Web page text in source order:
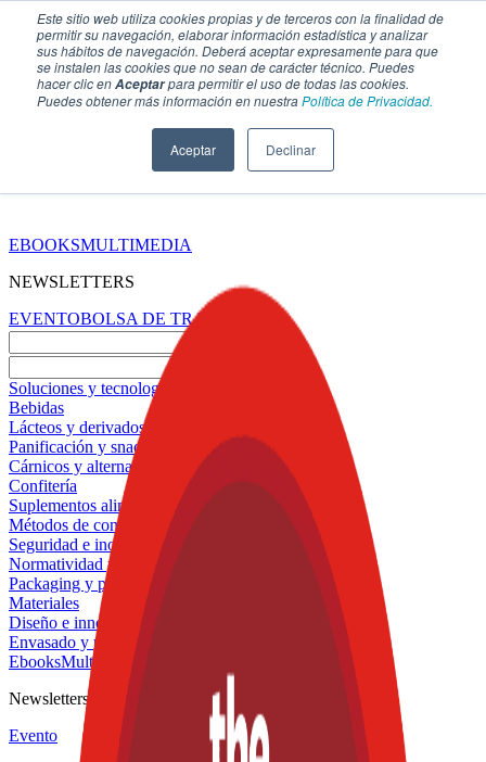
Este sitio web utiliza cookies propias y de terceros con la finalidad de
permitir su navegación, elaborar información estadística y analizar
sus hábitos de navegación. Deberá aceptar expresamente para que
se instalen las cookies que no sean de carácter técnico. Puedes
hacer clic enAceptarpara permitir el uso de todas las cookies.
Puedes obtener más información en nuestraPolítica de Privacidad.
Aceptar Declinar
EBOOKSMULTIMEDIA
NEWSLETTERS
EVENTOBOLSA DE TRABAJO
Soluciones y tecnología alimentaria
Bebidas
Lácteos y derivados
Panificación y snacks
Cárnicos y alternativas plant-based
Confitería
Suplementos alimenticios
Métodos de control y regulaciones
Seguridad e inocuidad alimentaria
Normatividad y regulaciones
Packaging y procesamiento
Materiales
Diseño e innovación
Envasado y procesamiento
EbooksMultimedia
Newsletters
Evento